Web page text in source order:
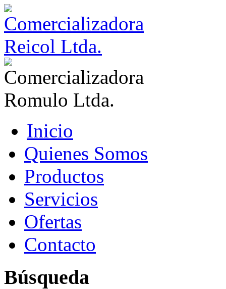
Inicio
Quienes Somos
Productos
Servicios
Ofertas
Contacto
Búsqueda